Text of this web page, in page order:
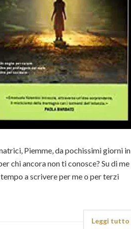
Piemme, da pochissimi giorni in
chi ancora non ti conosce? Su di me
a scrivere per me o per terzi
Leggi tutto